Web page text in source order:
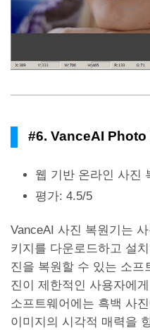
#6. VanceAI
웹 기반 온라인 사진
평가: 4.5/5
VanceAI 사진 복원기는
키지를 다운로드하고 설
진을 복원할 수 있는 소프
진이 제한적인 사용자에
소프트웨어에는 흑백 사
이미지의 시각적 매력을